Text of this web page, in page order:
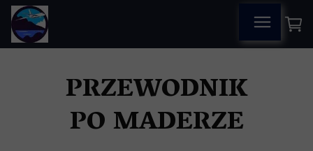
PRZEWODNIK
PO MADERZE